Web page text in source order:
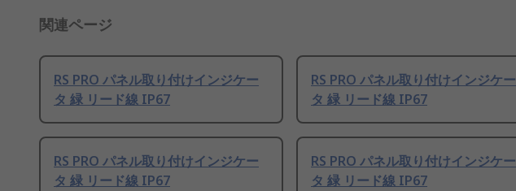
関連ページ
RS PRO パネル取り付けインジケー
タ 緑 リード線 IP67
RS PRO パネル取り付けインジケー
タ 緑 リード線 IP67
RS PRO パネル取り付けインジケー
タ 緑 リード線 IP67
RS PRO パネル取り付けインジケー
タ 緑 リード線 IP67